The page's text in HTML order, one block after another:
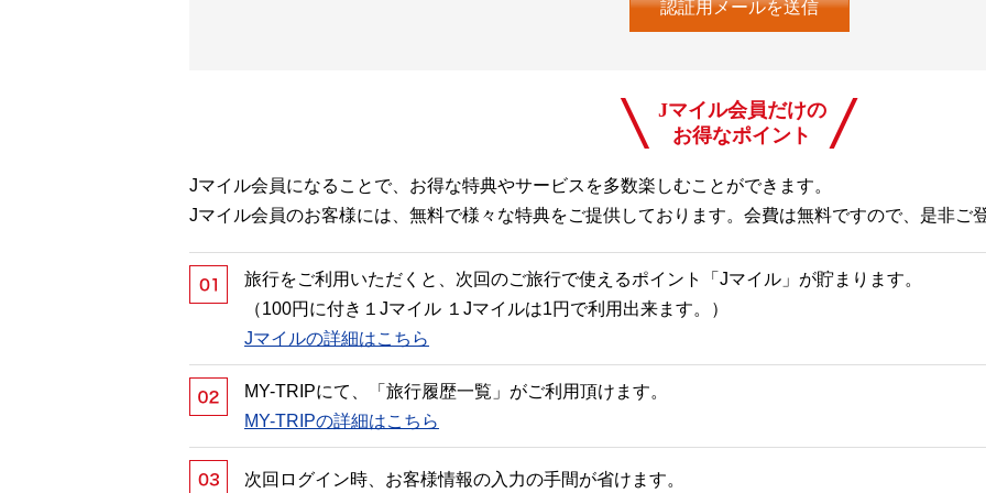
Jマイル会員だけの
お得なポイント
Jマイル会員になることで、お得な特典やサービスを多数楽しむことができます。
Jマイル会員のお客様には、無料で様々な特典をご提供しております。会費は無料ですので、是非ご
旅行をご利用いただくと、次回のご旅行で使えるポイント「Jマイル」が貯まります。
（100円に付き１Jマイル １Jマイルは1円で利用出来ます。）
Jマイルの詳細はこちら
MY-TRIPにて、「旅行履歴一覧」がご利用頂けます。
MY-TRIPの詳細はこちら
次回ログイン時、お客様情報の入力の手間が省けます。